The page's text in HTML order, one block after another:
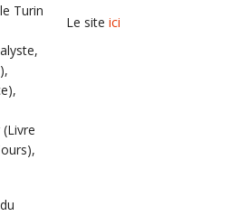
Turin
Le site ici